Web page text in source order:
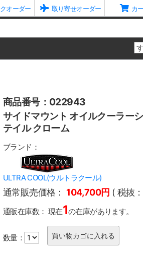
オーダー 取り寄せオーダー カ
商品番号：022943
サイドマウント オイルクーラー
テイル クローム
ブランド：
ULTRA COOL(ウルトラクール)
通常販売価格： 104,700円 ( 税抜：
通販在庫数： 現在1の在庫があります。
数量：